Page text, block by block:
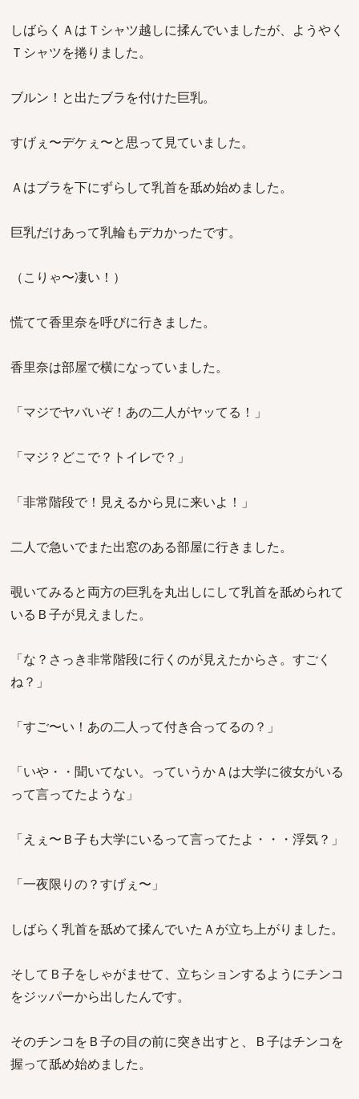
しばらくＡはＴシャツ越しに揉んでいましたが、ようやく
Ｔシャツを捲りました。
ブルン！と出たブラを付けた巨乳。
すげぇ〜デケぇ〜と思って見ていました。
Ａはブラを下にずらして乳首を舐め始めました。
巨乳だけあって乳輪もデカかったです。
（こりゃ〜凄い！）
慌てて香里奈を呼びに行きました。
香里奈は部屋で横になっていました。
「マジでヤバいぞ！あの二人がヤッてる！」
「マジ？どこで？トイレで？」
「非常階段で！見えるから見に来いよ！」
二人で急いでまた出窓のある部屋に行きました。
覗いてみると両方の巨乳を丸出しにして乳首を舐められて
いるＢ子が見えました。
「な？さっき非常階段に行くのが見えたからさ。すごく
ね？」
「すご〜い！あの二人って付き合ってるの？」
「いや・・聞いてない。っていうかＡは大学に彼女がいる
って言ってたような」
「えぇ〜Ｂ子も大学にいるって言ってたよ・・・浮気？」
「一夜限りの？すげぇ〜」
しばらく乳首を舐めて揉んでいたＡが立ち上がりました。
そしてＢ子をしゃがませて、立ちションするようにチンコ
をジッパーから出したんです。
そのチンコをＢ子の目の前に突き出すと、Ｂ子はチンコを
握って舐め始めました。